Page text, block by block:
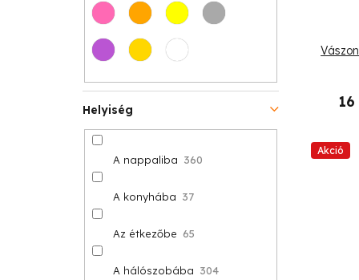
Helyiség
A nappaliba 360
A konyhába 37
Az étkezőbe 65
A hálószobába 304
Akció